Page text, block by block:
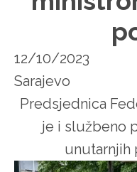
12/10/2023
Sarajevo
Predsjednica
je i službeno
unutarnjih